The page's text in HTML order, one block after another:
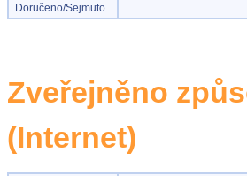
Doručeno/Sejmuto
Zveřejněno
(Internet)